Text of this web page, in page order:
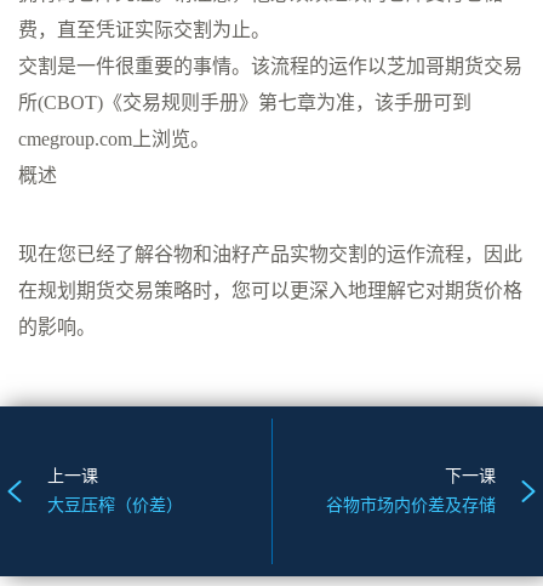
费，直至凭证实际交割为止。
交割是一件很重要的事情。该流程的运作以芝加哥期货交易
所(CBOT)《交易规则手册》第七章为准，该手册可到
cmegroup.com上浏览。
概述
现在您已经了解谷物和油籽产品实物交割的运作流程，因此
在规划期货交易策略时，您可以更深入地理解它对期货价格
的影响。
上一课
大豆压榨（价差）
下一课
谷物市场内价差及存储